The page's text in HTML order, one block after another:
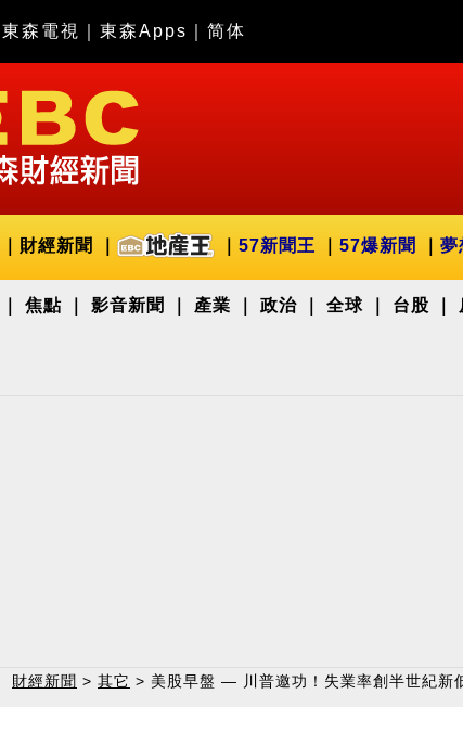
森電視 東森Apps 简体
財經新聞 57新聞王 57爆新聞 夢
焦點 影音新聞 產業 政治 全球 台股
財經新聞 > 其它 > 美股早盤 — 川普邀功！失業率創半世紀新